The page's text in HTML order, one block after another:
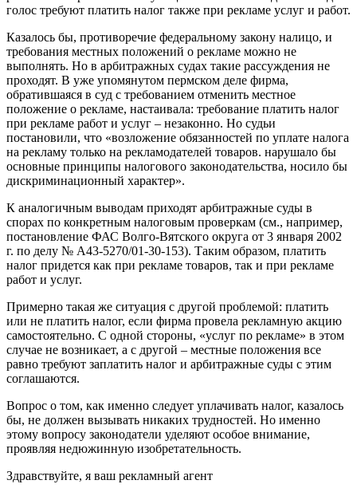
голос требуют платить налог также при рекламе услуг и работ.
Казалось бы, противоречие федеральному закону налицо, и
требования местных положений о рекламе можно не
выполнять. Но в арбитражных судах такие рассуждения не
проходят. В уже упомянутом пермском деле фирма,
обратившаяся в суд с требованием отменить местное
положение о рекламе, настаивала: требование платить налог
при рекламе работ и услуг – незаконно. Но судьи
постановили, что «возложение обязанностей по уплате налога
на рекламу только на рекламодателей товаров. нарушало бы
основные принципы налогового законодательства, носило бы
дискриминационный характер».
К аналогичным выводам приходят арбитражные суды в
спорах по конкретным налоговым проверкам (см., например,
постановление ФАС Волго-Вятского округа от 3 января 2002
г. по делу № А43-5270/01-30-153). Таким образом, платить
налог придется как при рекламе товаров, так и при рекламе
работ и услуг.
Примерно такая же ситуация с другой проблемой: платить
или не платить налог, если фирма провела рекламную акцию
самостоятельно. С одной стороны, «услуг по рекламе» в этом
случае не возникает, а с другой – местные положения все
равно требуют заплатить налог и арбитражные суды с этим
соглашаются.
Вопрос о том, как именно следует уплачивать налог, казалось
бы, не должен вызывать никаких трудностей. Но именно
этому вопросу законодатели уделяют особое внимание,
проявляя недюжинную изобретательность.
Здравствуйте, я ваш рекламный агент